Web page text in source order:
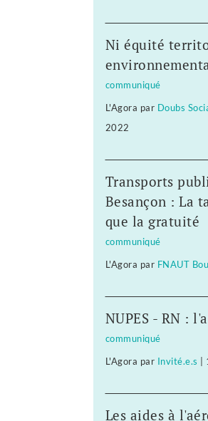
Ni équité
communiqué
L'Agora par Doubs
2022
Transports
Besançon : La
que la gratuité
communiqué
L'Agora par FNAUT
NUPES - RN :
communiqué
L'Agora par Invité.e.s
Les aides à